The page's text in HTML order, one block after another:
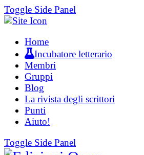
Toggle Side Panel
Home
Incubatore letterario
Membri
Gruppi
Blog
La rivista degli scrittori
Punti
Aiuto!
Toggle Side Panel